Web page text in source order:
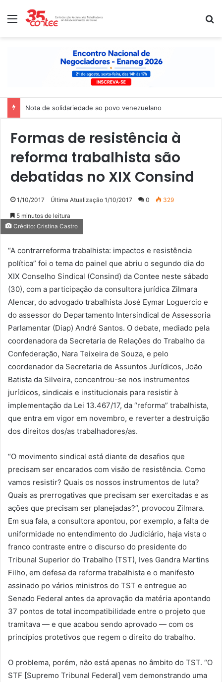
Menu
Nota de solidariedade ao povo venezuelano
Formas de resistência à
reforma trabalhista são
debatidas no XIX Consind
1/10/2017 Última Atualização 1/10/2017 0 329
5 minutos de leitura
Crédito: Cristina Castro
“A contrarreforma trabalhista: impactos e resistência
política” foi o tema do painel que abriu o segundo dia do
XIX Conselho Sindical (Consind) da Contee neste sábado
(30), com a participação da consultora jurídica Zilmara
Alencar, do advogado trabalhista José Eymar Loguercio e
do assessor do Departamento Intersindical de Assessoria
Parlamentar (Diap) André Santos. O debate, mediado pela
coordenadora da Secretaria de Relações do Trabalho da
Confederação, Nara Teixeira de Souza, e pelo
coordenador da Secretaria de Assuntos Jurídicos, João
Batista da Silveira, concentrou-se nos instrumentos
jurídicos, sindicais e institucionais para resistir à
implementação da Lei 13.467/17, da “reforma” trabalhista,
que entra em vigor em novembro, e reverter a destruição
dos direitos dos/as trabalhadores/as.
“O movimento sindical está diante de desafios que
precisam ser encarados com visão de resistência. Como
vamos resistir? Quais os nossos instrumentos de luta?
Quais as prerrogativas que precisam ser exercitadas e as
ações que precisam ser planejadas?”, provocou Zilmara.
Em sua fala, a consultora apontou, por exemplo, a falta de
uniformidade no entendimento do Judiciário, haja vista o
franco contraste entre o discurso do presidente do
Tribunal Superior do Trabalho (TST), Ives Gandra Martins
Filho, em defesa da reforma trabalhista e o manifesto
assinado po vários ministros do TST e entregue ao
Senado Federal antes da aprovação da matéria apontando
37 pontos de total incompatibilidade entre o projeto que
tramitava — e que acabou sendo aprovado — com os
princípios protetivos que regem o direito do trabalho.
O problema, porém, não está apenas no âmbito do TST. “O
STF [Supremo Tribunal Federal] vem demonstrando uma